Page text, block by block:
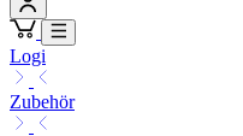
Logi
Zubehör